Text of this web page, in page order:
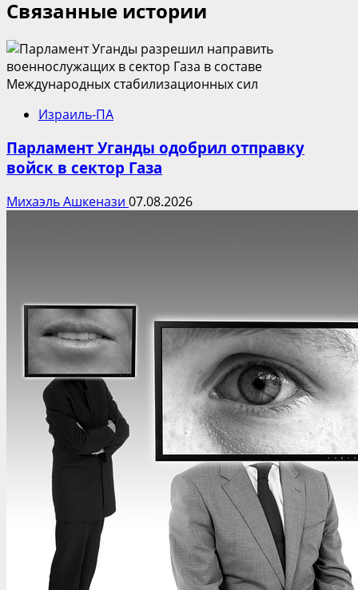
Связанные истории
Израиль-ПА
Парламент Уганды одобрил отправку
войск в сектор Газа
Михаэль Ашкенази 07.08.2026